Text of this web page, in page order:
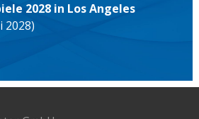
2028 in Los Angeles
2028)